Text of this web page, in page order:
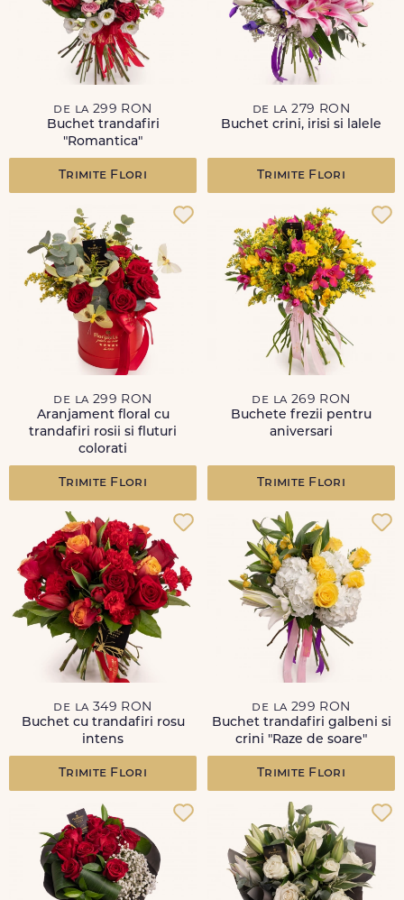
de la 299 RON
Buchet trandafiri
"Romantica"
Trimite Flori
de la 279 RON
Buchet crini, irisi si lalele
Trimite Flori
de la 299 RON
Aranjament floral cu
trandafiri rosii si fluturi
colorati
Trimite Flori
de la 269 RON
Buchete frezii pentru
aniversari
Trimite Flori
de la 349 RON
Buchet cu trandafiri rosu
intens
Trimite Flori
de la 299 RON
Buchet trandafiri galbeni si
crini "Raze de soare"
Trimite Flori